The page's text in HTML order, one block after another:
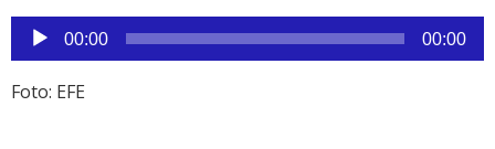
Reproductor
de
audio
00:00 00:00
Foto: EFE